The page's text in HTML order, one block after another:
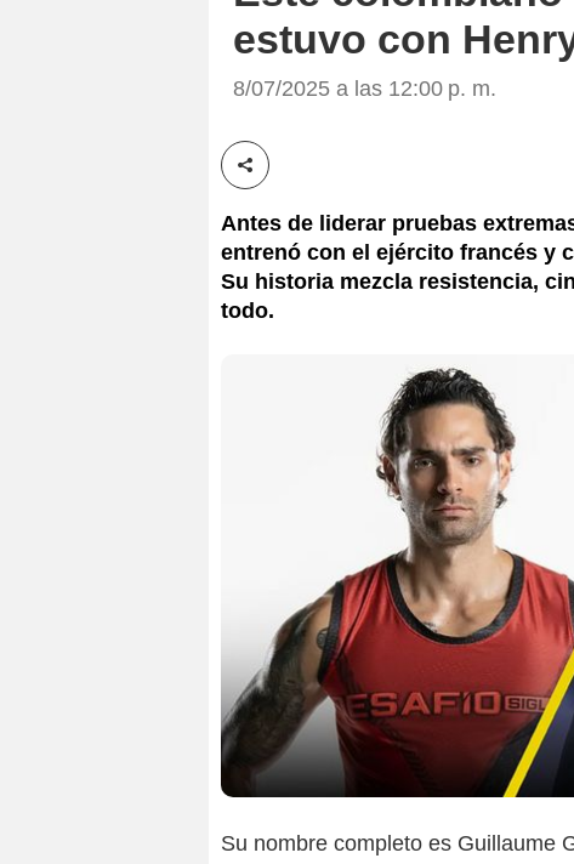
estuvo con
8/07/2025 a las 12:00 p. m.
Compartir esta noticia
Antes de liderar pruebas
entrenó con el ejército francés y
Su historia mezcla resistencia,
todo.
Su nombre completo es Guillaume